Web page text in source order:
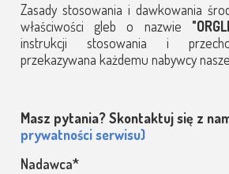
Zasady stosowania i dawkowania
właściwości gleb o nazwie
instrukcji stosowania i
przekazywana każdemu nabywcy
Masz pytania? Skontaktuj się z
prywatności serwisu)
Nadawca